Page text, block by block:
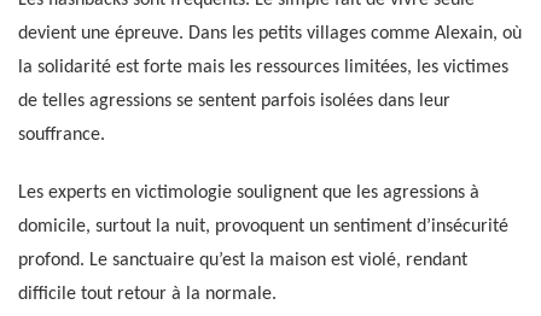
devient une épreuve. Dans les petits villages comme Alexain, où
la solidarité est forte mais les ressources limitées, les victimes
de telles agressions se sentent parfois isolées dans leur
souffrance.
Les experts en victimologie soulignent que les agressions à
domicile, surtout la nuit, provoquent un sentiment d’insécurité
profond. Le sanctuaire qu’est la maison est violé, rendant
difficile tout retour à la normale.